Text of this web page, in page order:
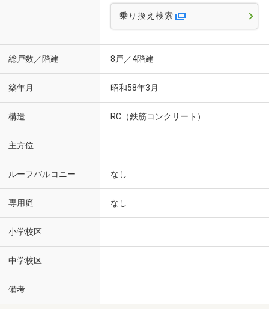
乗り換え検索
総戸数／階建 8戸／4階建
築年月 昭和58年3月
構造 RC（鉄筋コンクリート）
主方位
ルーフバルコニー なし
専用庭 なし
小学校区
中学校区
備考